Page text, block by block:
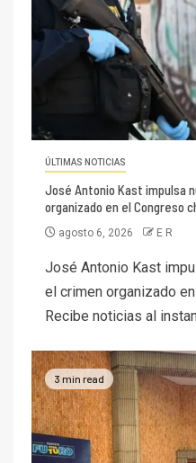
ÚLTIMAS NOTICIAS
José Antonio Kast impulsa
organizado en el Congreso
agosto 6, 2026 E R
José Antonio Kast
el crimen organizado
Recibe noticias al
3 min read